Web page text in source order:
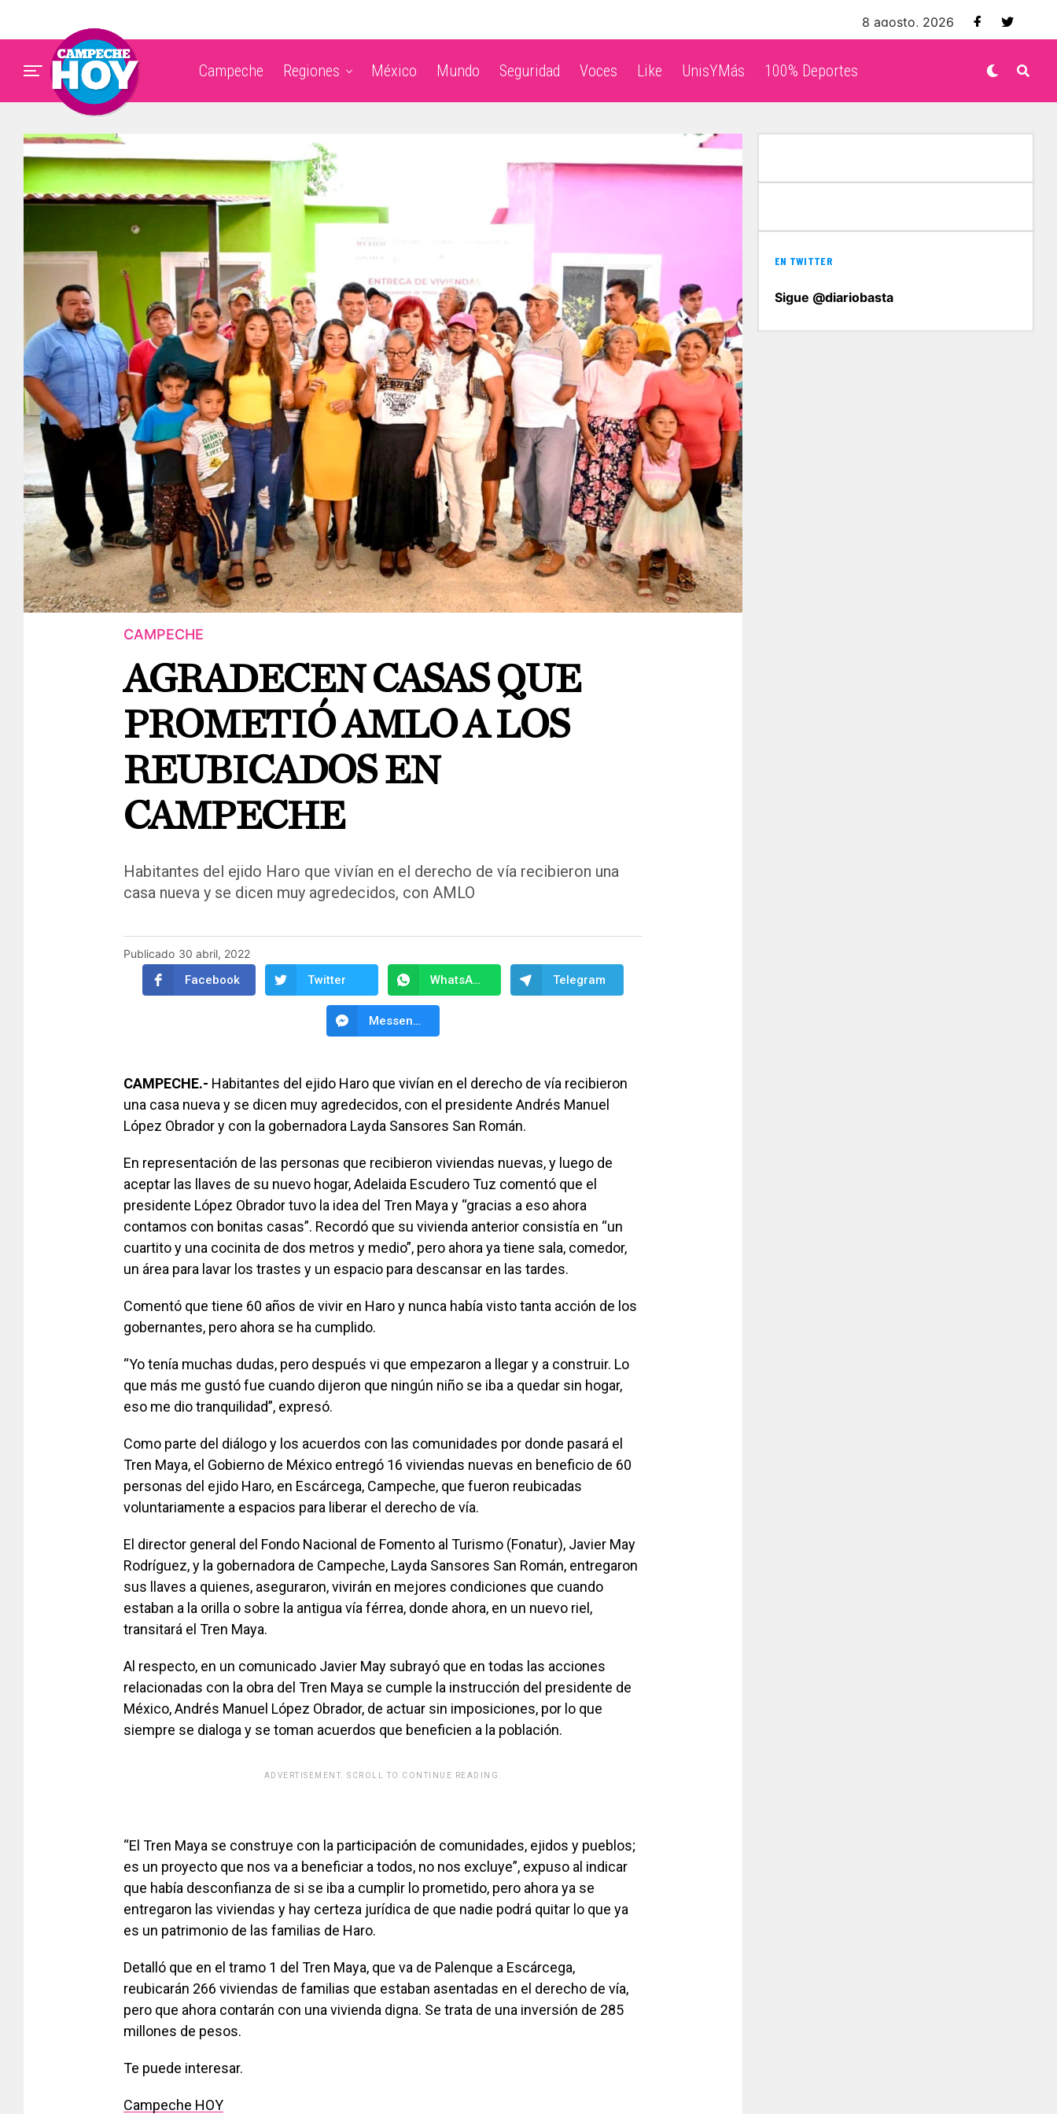
8 agosto, 2026
Campeche Regiones México Mundo Seguridad Voces Like UnisYMás 100% Deportes
CAMPECHE
AGRADECEN CASAS QUE
PROMETIÓ AMLO A LOS
REUBICADOS EN
CAMPECHE
Habitantes del ejido Haro que vivían en el derecho de vía recibieron una
casa nueva y se dicen muy agredecidos, con AMLO
Publicado 30 abril, 2022
Facebook Twitter WhatsApp Telegram
Messenger
CAMPECHE.- Habitantes del ejido Haro que vivían en el derecho de vía recibieron
una casa nueva y se dicen muy agredecidos, con el presidente Andrés Manuel
López Obrador y con la gobernadora Layda Sansores San Román.
En representación de las personas que recibieron viviendas nuevas, y luego de
aceptar las llaves de su nuevo hogar, Adelaida Escudero Tuz comentó que el
presidente López Obrador tuvo la idea del Tren Maya y “gracias a eso ahora
contamos con bonitas casas”. Recordó que su vivienda anterior consistía en “un
cuartito y una cocinita de dos metros y medio”, pero ahora ya tiene sala, comedor,
un área para lavar los trastes y un espacio para descansar en las tardes.
Comentó que tiene 60 años de vivir en Haro y nunca había visto tanta acción de los
gobernantes, pero ahora se ha cumplido.
“Yo tenía muchas dudas, pero después vi que empezaron a llegar y a construir. Lo
que más me gustó fue cuando dijeron que ningún niño se iba a quedar sin hogar,
eso me dio tranquilidad”, expresó.
Como parte del diálogo y los acuerdos con las comunidades por donde pasará el
Tren Maya, el Gobierno de México entregó 16 viviendas nuevas en beneficio de 60
personas del ejido Haro, en Escárcega, Campeche, que fueron reubicadas
voluntariamente a espacios para liberar el derecho de vía.
El director general del Fondo Nacional de Fomento al Turismo (Fonatur), Javier May
Rodríguez, y la gobernadora de Campeche, Layda Sansores San Román, entregaron
sus llaves a quienes, aseguraron, vivirán en mejores condiciones que cuando
estaban a la orilla o sobre la antigua vía férrea, donde ahora, en un nuevo riel,
transitará el Tren Maya.
Al respecto, en un comunicado Javier May subrayó que en todas las acciones
relacionadas con la obra del Tren Maya se cumple la instrucción del presidente de
México, Andrés Manuel López Obrador, de actuar sin imposiciones, por lo que
siempre se dialoga y se toman acuerdos que beneficien a la población.
ADVERTISEMENT. SCROLL TO CONTINUE READING.
“El Tren Maya se construye con la participación de comunidades, ejidos y pueblos;
es un proyecto que nos va a beneficiar a todos, no nos excluye”, expuso al indicar
que había desconfianza de si se iba a cumplir lo prometido, pero ahora ya se
entregaron las viviendas y hay certeza jurídica de que nadie podrá quitar lo que ya
es un patrimonio de las familias de Haro.
Detalló que en el tramo 1 del Tren Maya, que va de Palenque a Escárcega,
reubicarán 266 viviendas de familias que estaban asentadas en el derecho de vía,
pero que ahora contarán con una vivienda digna. Se trata de una inversión de 285
millones de pesos.
Te puede interesar.
Campeche HOY
EN TWITTER
Sigue @diariobasta